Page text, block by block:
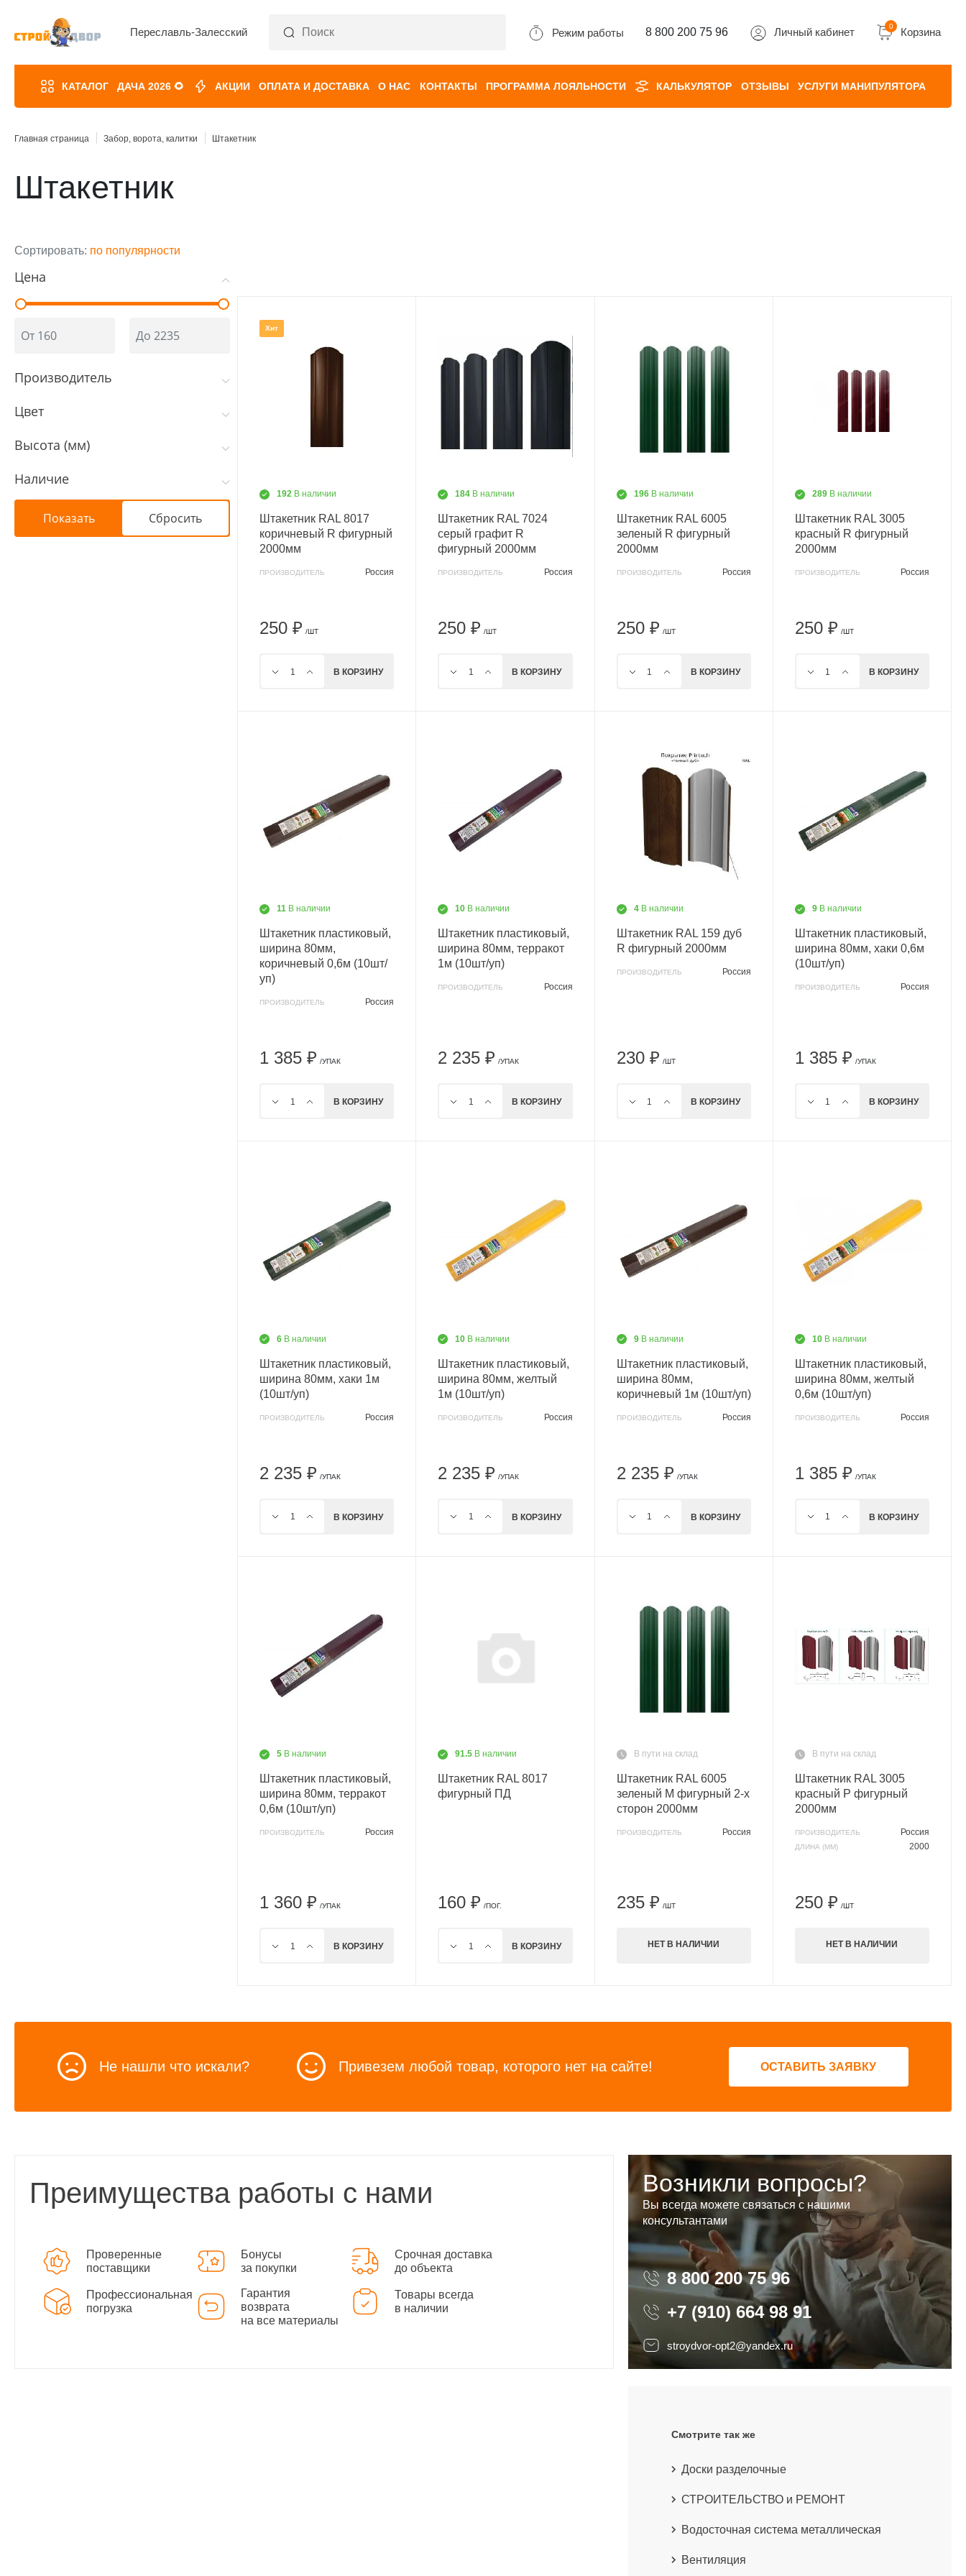
Переславль-Залесский Режим работы 8 800 200 75 96 Личный кабинет 0 Корзина
КАТАЛОГ ДАЧА 2026 🌻 АКЦИИ ОПЛАТА И ДОСТАВКА О НАС КОНТАКТЫ ПРОГРАММА ЛОЯЛЬНОСТИ КАЛЬКУЛЯТОР ОТЗЫВЫ УСЛУГИ МАНИПУЛЯТОРА
Главная страница Забор, ворота, калитки Штакетник
Штакетник
Сортировать: по популярности
Цена
Производитель
Цвет
Высота (мм)
Наличие
Хит
192 В наличии
Штакетник RAL 8017
коричневый R фигурный
2000мм
ПРОИЗВОДИТЕЛЬ Россия
250 ₽ /ШТ
В КОРЗИНУ
184 В наличии
Штакетник RAL 7024
серый графит R
фигурный 2000мм
ПРОИЗВОДИТЕЛЬ Россия
250 ₽ /ШТ
В КОРЗИНУ
196 В наличии
Штакетник RAL 6005
зеленый R фигурный
2000мм
ПРОИЗВОДИТЕЛЬ Россия
250 ₽ /ШТ
В КОРЗИНУ
289 В наличии
Штакетник RAL 3005
красный R фигурный
2000мм
ПРОИЗВОДИТЕЛЬ Россия
250 ₽ /ШТ
В КОРЗИНУ
11 В наличии
Штакетник пластиковый,
ширина 80мм,
коричневый 0,6м (10шт/
уп)
ПРОИЗВОДИТЕЛЬ Россия
1 385 ₽ /УПАК
В КОРЗИНУ
10 В наличии
Штакетник пластиковый,
ширина 80мм, терракот
1м (10шт/уп)
ПРОИЗВОДИТЕЛЬ Россия
2 235 ₽ /УПАК
В КОРЗИНУ
4 В наличии
Штакетник RAL 159 дуб
R фигурный 2000мм
ПРОИЗВОДИТЕЛЬ Россия
230 ₽ /ШТ
В КОРЗИНУ
9 В наличии
Штакетник пластиковый,
ширина 80мм, хаки 0,6м
(10шт/уп)
ПРОИЗВОДИТЕЛЬ Россия
1 385 ₽ /УПАК
В КОРЗИНУ
6 В наличии
Штакетник пластиковый,
ширина 80мм, хаки 1м
(10шт/уп)
ПРОИЗВОДИТЕЛЬ Россия
2 235 ₽ /УПАК
В КОРЗИНУ
10 В наличии
Штакетник пластиковый,
ширина 80мм, желтый
1м (10шт/уп)
ПРОИЗВОДИТЕЛЬ Россия
2 235 ₽ /УПАК
В КОРЗИНУ
9 В наличии
Штакетник пластиковый,
ширина 80мм,
коричневый 1м (10шт/уп)
ПРОИЗВОДИТЕЛЬ Россия
2 235 ₽ /УПАК
В КОРЗИНУ
10 В наличии
Штакетник пластиковый,
ширина 80мм, желтый
0,6м (10шт/уп)
ПРОИЗВОДИТЕЛЬ Россия
1 385 ₽ /УПАК
В КОРЗИНУ
5 В наличии
Штакетник пластиковый,
ширина 80мм, терракот
0,6м (10шт/уп)
ПРОИЗВОДИТЕЛЬ Россия
1 360 ₽ /УПАК
В КОРЗИНУ
91.5 В наличии
Штакетник RAL 8017
фигурный ПД
160 ₽ /ПОГ.
В КОРЗИНУ
В пути на склад
Штакетник RAL 6005
зеленый M фигурный 2-х
сторон 2000мм
ПРОИЗВОДИТЕЛЬ Россия
235 ₽ /ШТ
НЕТ В НАЛИЧИИ
В пути на склад
Штакетник RAL 3005
красный P фигурный
2000мм
ПРОИЗВОДИТЕЛЬ Россия
ДЛИНА (ММ) 2000
250 ₽ /ШТ
НЕТ В НАЛИЧИИ
Не нашли что искали? Привезем любой товар, которого нет на сайте! ОСТАВИТЬ ЗАЯВКУ
Преимущества работы с нами
Проверенные
поставщики
Бонусы
за покупки
Срочная доставка
до объекта
Профессиональная
погрузка
Гарантия
возврата
на все материалы
Товары всегда
в наличии
Возникли вопросы?
Вы всегда можете связаться с нашими
консультантами
8 800 200 75 96 8 800 200 75 96
+7 (910) 664 98 91
stroydvor-opt2@yandex.ru
Смотрите так же
Доски разделочные
СТРОИТЕЛЬСТВО и РЕМОНТ
Водосточная система металлическая
Вентиляция